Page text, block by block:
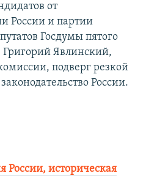
от
России и партии
Госдумы пятого
Явлинский,
подверг резкой
России.
России, историческая